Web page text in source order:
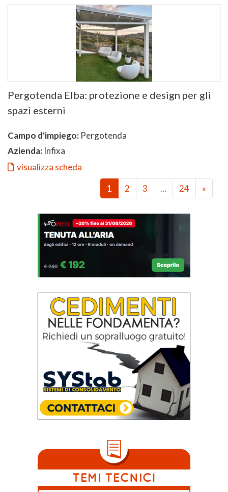
Pergotenda Elba: protezione e design per gli
spazi esterni
Campo d'impiego: Pergotenda
Azienda: Infixa
visualizza scheda
1
2 3 … 24 »